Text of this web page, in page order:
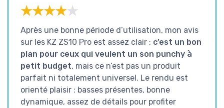
★★★★★
★★★★★
Après une bonne période d’utilisation, mon avis
sur les KZ ZS10 Pro est assez clair : c’est un bon
plan pour ceux qui veulent un son punchy à
petit budget, mais ce n’est pas un produit
parfait ni totalement universel. Le rendu est
orienté plaisir : basses présentes, bonne
dynamique, assez de détails pour profiter